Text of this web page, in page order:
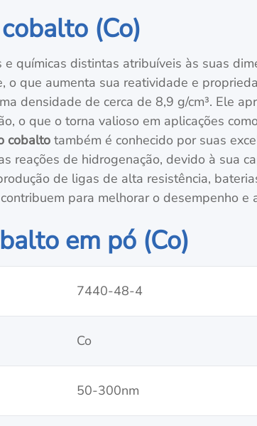
(Co)
químicas distintas atribuíveis às suas
o que aumenta sua reatividade e
densidade de cerca de 8,9 g/cm³. Ele
o que o torna valioso em aplicações
cobalto também é conhecido por suas
reações de hidrogenação, devido à sua
de ligas de alta resistência,
para melhorar o desempenho e
em pó (Co)
7440-48-4
Co
50-300nm